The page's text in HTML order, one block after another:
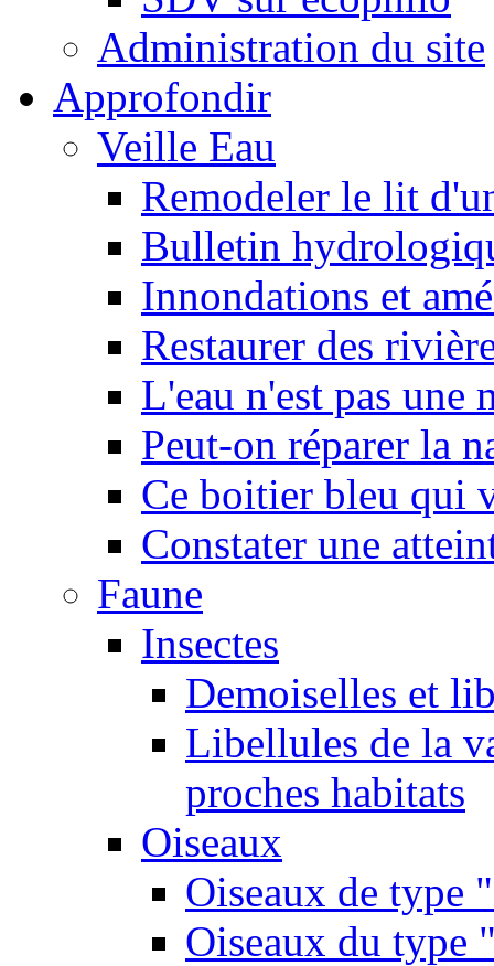
Administration du site
Approfondir
Veille Eau
Remodeler le lit
Bulletin
Innondations et
Restaurer des
L'eau n'est pas une
Peut-on réparer la
Ce boitier bleu qui
Constater une
Faune
Insectes
Demoiselles et
Libellules de la
proches habitats
Oiseaux
Oiseaux de type
Oiseaux du type